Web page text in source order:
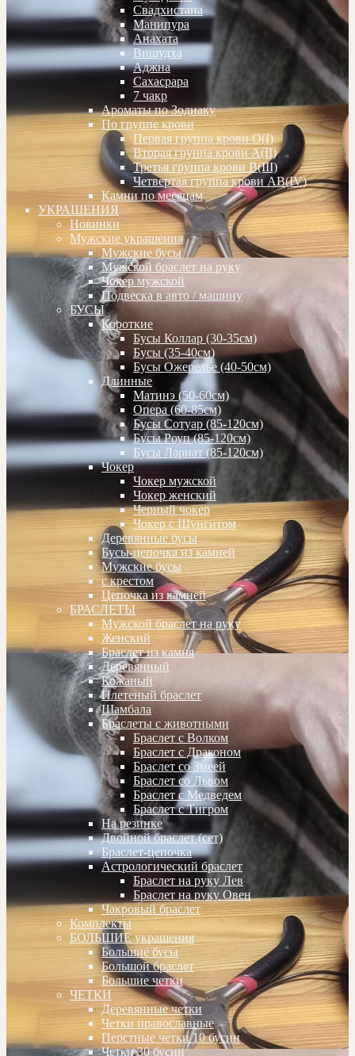
Свадхистана
Манипура
Анахата
Вишудха
Аджна
Сахасрара
7 чакр
Ароматы по Зодиаку
По группе крови
Первая группа крови О(I)
Вторая группа крови А(II)
Третья группа крови В(III)
Четвертая группа крови АВ(IV)
Камни по месяцам
УКРАШЕНИЯ
Новинки
Мужские украшения
Мужские бусы
Мужской браслет на руку
Чокер мужской
Подвеска в авто / машину
БУСЫ
Короткие
Бусы Коллар (30-35см)
Бусы (35-40см)
Бусы Ожерелье (40-50см)
Длинные
Матинэ (50-60см)
Опера (60-85см)
Бусы Сотуар (85-120см)
Бусы Роуп (85-120см)
Бусы Лариат (85-120см)
Чокер
Чокер мужской
Чокер женский
Черный чокер
Чокер с Шунгитом
Деревянные бусы
Бусы-цепочка из камней
Мужские бусы
с крестом
Цепочка из камней
БРАСЛЕТЫ
Мужской браслет на руку
Женский
Браслет из камня
Деревянный
Кожаный
Плетеный браслет
Шамбала
Браслеты с животными
Браслет с Волком
Браслет с Драконом
Браслет со Змеей
Браслет со Львом
Браслет с Медведем
Браслет с Тигром
На резинке
Двойной браслет (сет)
Браслет-цепочка
Астрологический браслет
Браслет на руку Лев
Браслет на руку Овен
Чакровый браслет
Комплекты
БОЛЬШИЕ украшения
Большие бусы
Большой браслет
Большие четки
ЧЕТКИ
Деревянные четки
Четки православные
Перстные четки 10 бусин
Четки 30 бусин